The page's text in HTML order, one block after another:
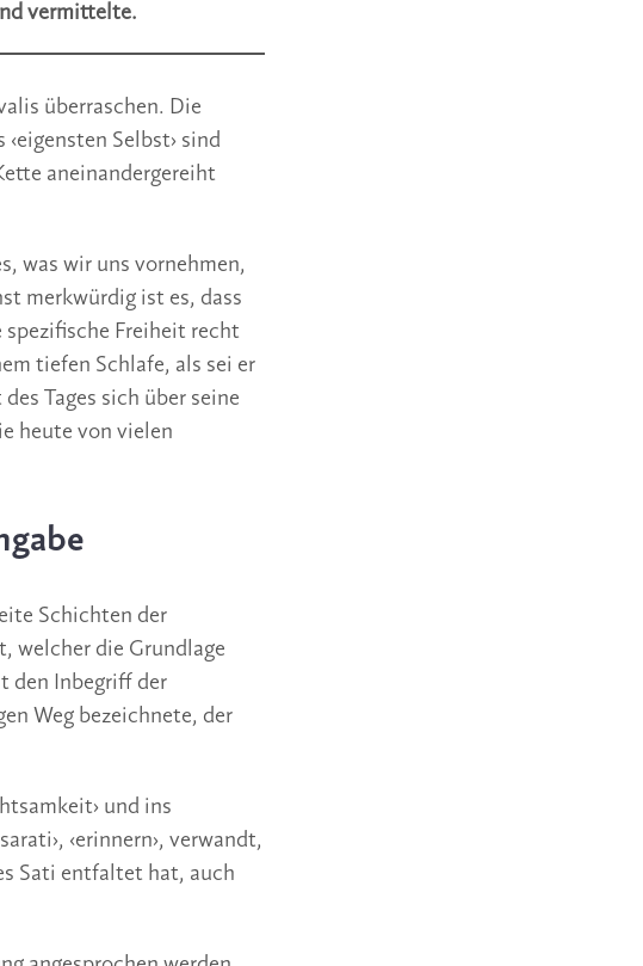
vermittelte.
überraschen. Die
Selbst› sind
aneinandergereiht
was wir uns vornehmen,
merkwürdig ist es, dass
Freiheit recht
tiefen Schlafe, als sei er
Tages sich über seine
heute von vielen
Schichten der
welcher die Grundlage
den Inbegriff der
Weg bezeichnete, der
und ins
‹erinnern›, verwandt,
Sati entfaltet hat, auch